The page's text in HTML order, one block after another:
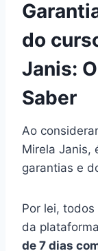
do
Janis:
Saber
Ao
Mirela Janis,
garantias e
Por lei,
da
de 7 dias